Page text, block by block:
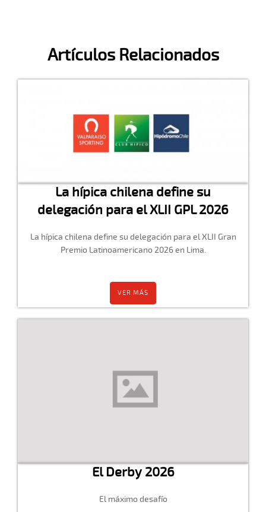
Artículos Relacionados
La hípica chilena define su
delegación para el XLII GPL 2026
La hípica chilena define su delegación para el XLII Gran
Premio Latinoamericano 2026 en Lima.
VER MÁS
El Derby 2026
El máximo desafío